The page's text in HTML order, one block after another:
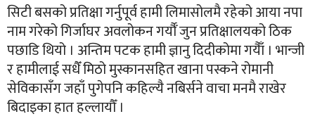
सिटी बसको प्रतिक्षा गर्नुपूर्व हामी लिमासोलमै रहेको आया नपा
नाम गरेको गिर्जाघर अवलोकन गर्यौँ जुन प्रतिक्षालयको ठिक
पछाडि थियो । अन्तिम पटक हामी ज्ञानु दिदीकोमा गयैाँ । भान्जी
र हामीलाई सधैँ मिठो मुस्कानसहित खाना पस्कने रोमानी
सेविकासँग जहाँ पुगेपनि कहिल्यै नबिर्सने वाचा मनमै राखेर
बिदाइका हात हल्लायौँ ।